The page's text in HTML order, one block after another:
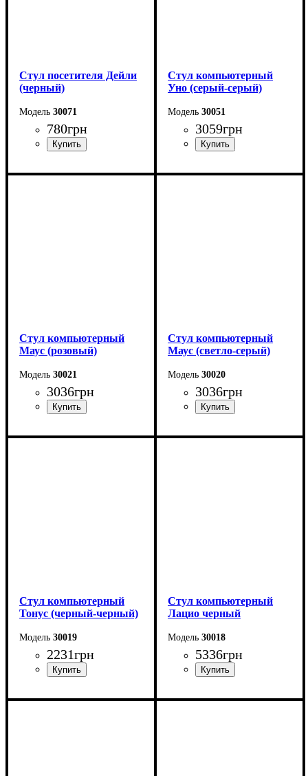
Стул посетителя Дейли
(черный)
30071
780грн
Стул компьютерный
Уно (серый-серый)
30051
3059грн
Стул компьютерный
Маус (розовый)
30021
3036грн
Стул компьютерный
Маус (светло-серый)
30020
3036грн
Стул компьютерный
Тонус (черный-черный)
30019
2231грн
Стул компьютерный
Лацио черный
30018
5336грн